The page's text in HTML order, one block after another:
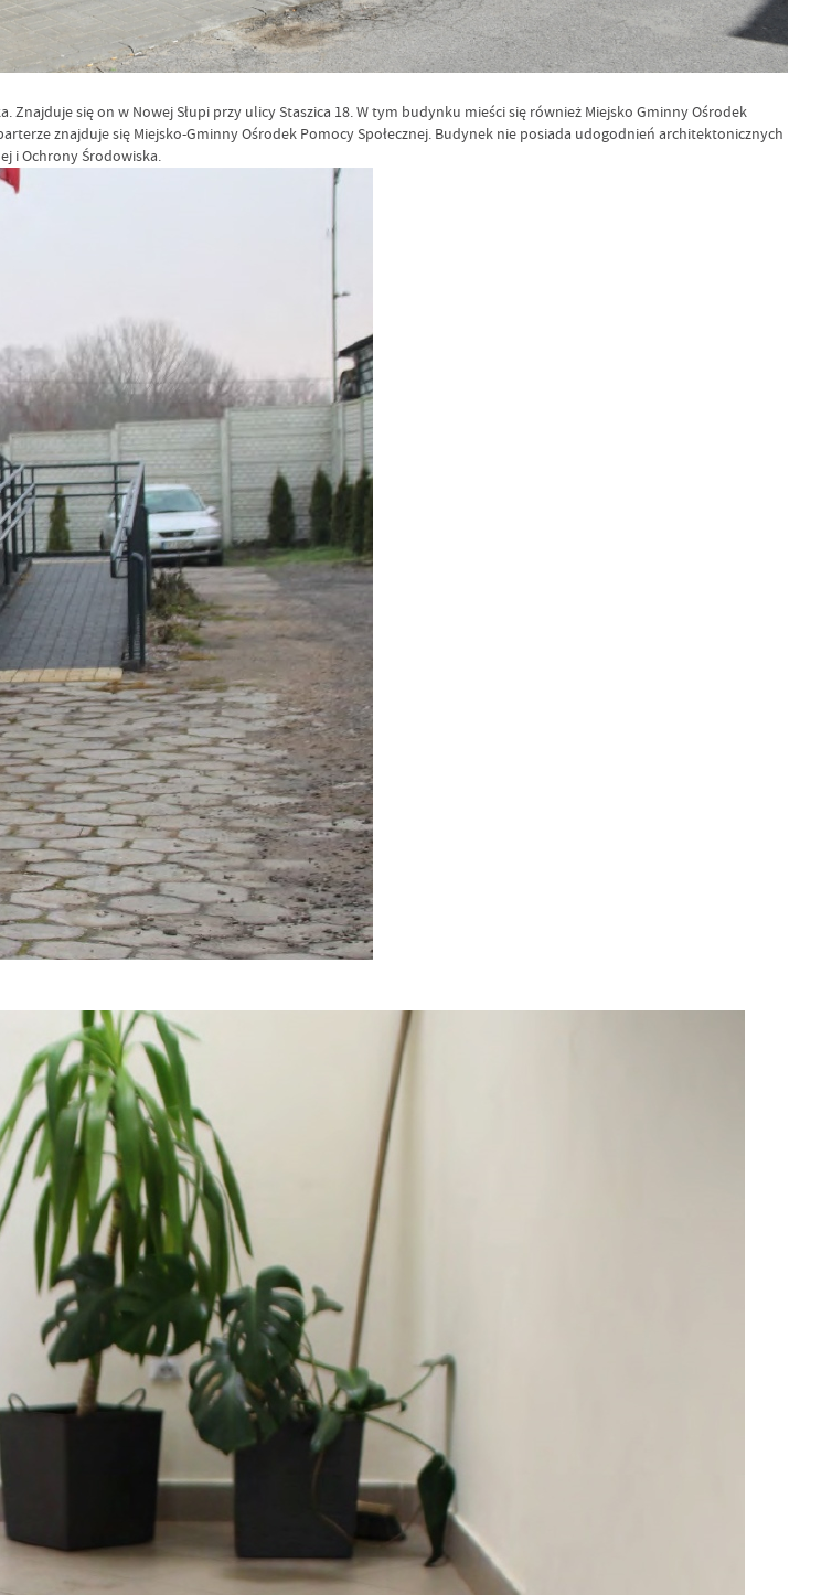
się on w Nowej Słupi przy ulicy Staszica 18. W tym budynku mieści się również Miejsko Gminny Ośrodek
znajduje się Miejsko-Gminny Ośrodek Pomocy Społecznej. Budynek nie posiada udogodnień architektonicznych
i Ochrony Środowiska.